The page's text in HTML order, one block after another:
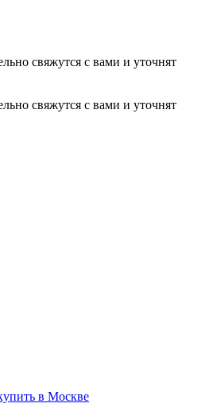
свяжутся с вами и уточнят
свяжутся с вами и уточнят
в Москве